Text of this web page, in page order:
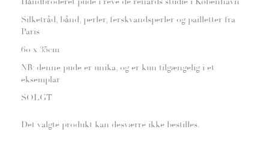
Silketråd, bånd, perler, ferskvandsperler og pailletter fra
Paris
60 x 35cm
NB: denne pude er unika, og er kun tilgængelig i et
eksemplar
SOLGT
Det valgte produkt kan desværre ikke bestilles.